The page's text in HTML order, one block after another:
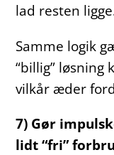
lad resten
Samme logik
“billig” løsning
vilkår æder
7) Gør
lidt “fri”